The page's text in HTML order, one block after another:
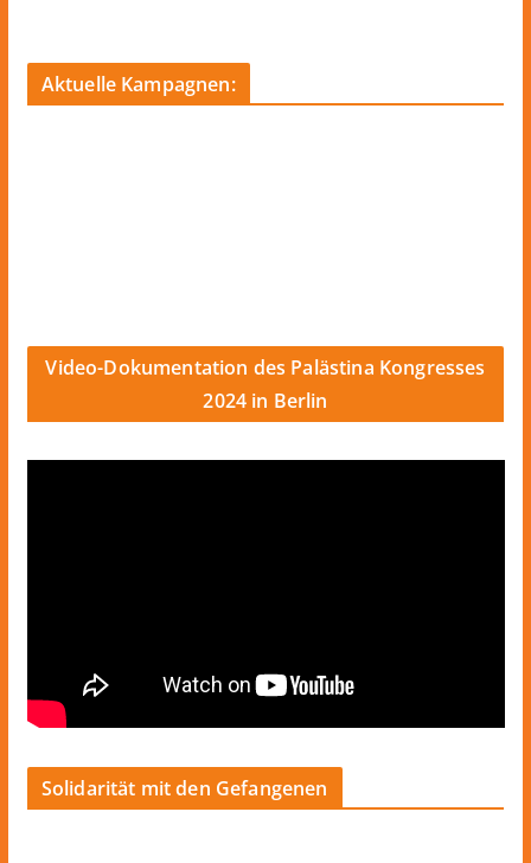
Aktuelle Kampagnen:
Video-Dokumentation des Palästina Kongresses
2024 in Berlin
Solidarität mit den Gefangenen